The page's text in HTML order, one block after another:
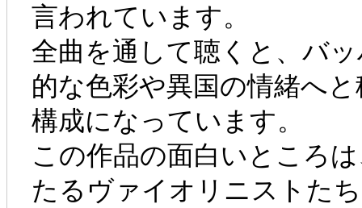
言われています。
全曲を通して聴くと、バ
的な色彩や異国の情緒へ
構成になっています。
この作品の面白いところ
たるヴァイオリニストた